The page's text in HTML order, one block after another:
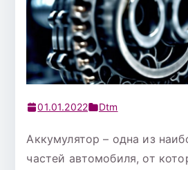
01.01.2022 Dtm
Аккумулятор – одна из
частей автомобиля, от